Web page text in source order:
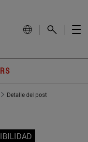
Detalle del post